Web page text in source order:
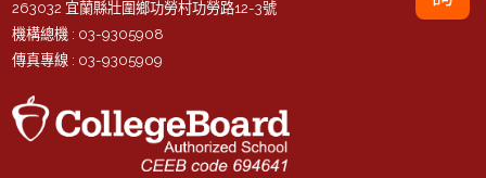
263032 宜蘭縣壯圍鄉功勞村功勞路12-3號
機構總機 : 03-9305908
傳真專線 : 03-9305909